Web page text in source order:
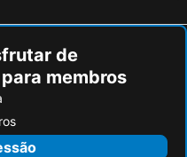
de
membros